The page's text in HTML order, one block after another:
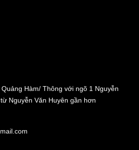
Hàm/ Thông với ngõ 1 Nguyễn
Nguyễn Văn Huyên gần hơn